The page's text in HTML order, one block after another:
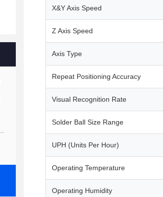
X&Y Axis Speed
Z Axis Speed
Axis Type
Repeat Positioning Accuracy
Visual Recognition Rate
Solder Ball Size Range
UPH (Units Per Hour)
Operating Temperature
Operating Humidity